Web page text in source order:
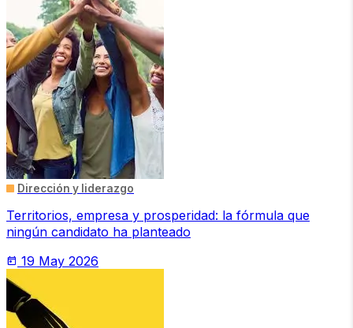
Dirección y liderazgo
Territorios, empresa y prosperidad: la fórmula que
ningún candidato ha planteado
today 19 May 2026